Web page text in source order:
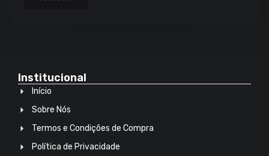
Institucional
Início
Sobre Nós
Termos e Condições de Compra
Política de Privacidade